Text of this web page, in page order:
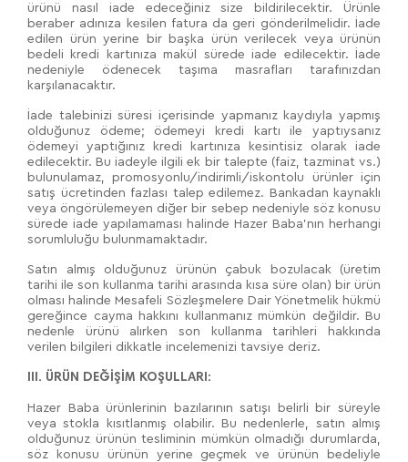
ürünü nasıl iade edeceğiniz size bildirilecektir. Ürünle
beraber adınıza kesilen fatura da geri gönderilmelidir. İade
edilen ürün yerine bir başka ürün verilecek veya ürünün
bedeli kredi kartınıza makül sürede iade edilecektir. İade
nedeniyle ödenecek taşıma masrafları tarafınızdan
karşılanacaktır.
İade talebinizi süresi içerisinde yapmanız kaydıyla yapmış
olduğunuz ödeme; ödemeyi kredi kartı ile yaptıysanız
ödemeyi yaptığınız kredi kartınıza kesintisiz olarak iade
edilecektir. Bu iadeyle ilgili ek bir talepte (faiz, tazminat vs.)
bulunulamaz, promosyonlu/indirimli/iskontolu ürünler için
satış ücretinden fazlası talep edilemez. Bankadan kaynaklı
veya öngörülemeyen diğer bir sebep nedeniyle söz konusu
sürede iade yapılamaması halinde Hazer Baba’nın herhangi
sorumluluğu bulunmamaktadır.
Satın almış olduğunuz ürünün çabuk bozulacak (üretim
tarihi ile son kullanma tarihi arasında kısa süre olan) bir ürün
olması halinde Mesafeli Sözleşmelere Dair Yönetmelik hükmü
gereğince cayma hakkını kullanmanız mümkün değildir. Bu
nedenle ürünü alırken son kullanma tarihleri hakkında
verilen bilgileri dikkatle incelemenizi tavsiye deriz.
III. ÜRÜN DEĞİŞİM KOŞULLARI:
Hazer Baba ürünlerinin bazılarının satışı belirli bir süreyle
veya stokla kısıtlanmış olabilir. Bu nedenlerle, satın almış
olduğunuz ürünün tesliminin mümkün olmadığı durumlarda,
söz konusu ürünün yerine geçmek ve ürünün bedeliyle